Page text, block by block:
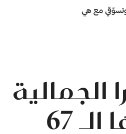
تسوّقي مع هي
الجمالية
67